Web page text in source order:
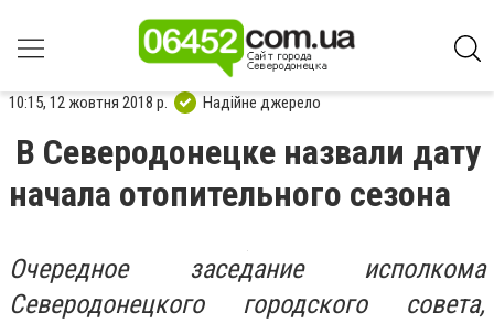
10:15, 12 жовтня 2018 р. Надійне джерело
В Северодонецке назвали дату
начала отопительного сезона
Очередное заседание исполкома
Северодонецкого городского совета,